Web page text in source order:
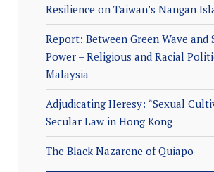
Resilience on Taiwan’s Nangan
Report: Between Green Wave and
Power – Religious and Racial
Malaysia
Adjudicating Heresy: “Sexual
Secular Law in Hong Kong
The Black Nazarene of Quiapo